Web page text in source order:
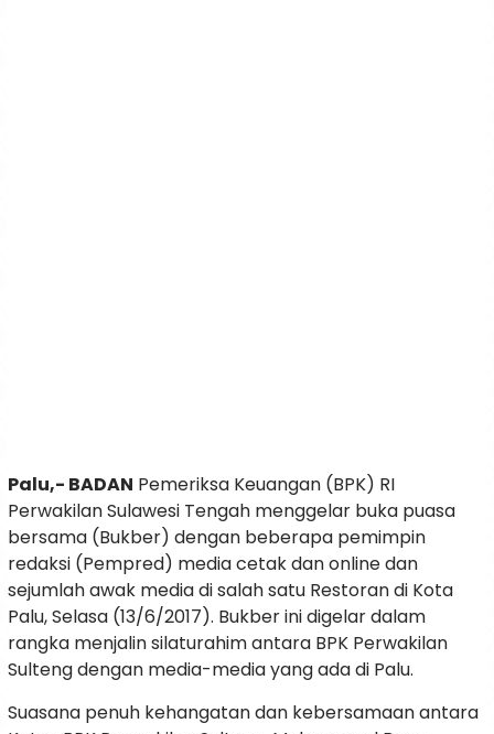
Palu,- BADAN Pemeriksa Keuangan (BPK) RI
Perwakilan Sulawesi Tengah menggelar buka puasa
bersama (Bukber) dengan beberapa pemimpin
redaksi (Pempred) media cetak dan online dan
sejumlah awak media di salah satu Restoran di Kota
Palu, Selasa (13/6/2017). Bukber ini digelar dalam
rangka menjalin silaturahim antara BPK Perwakilan
Sulteng dengan media-media yang ada di Palu.
Suasana penuh kehangatan dan kebersamaan antara